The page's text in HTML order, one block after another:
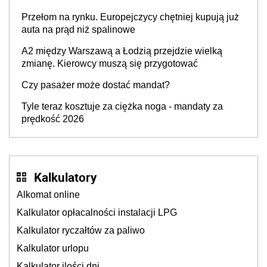
Przełom na rynku. Europejczycy chętniej kupują już
auta na prąd niż spalinowe
A2 między Warszawą a Łodzią przejdzie wielką
zmianę. Kierowcy muszą się przygotować
Czy pasażer może dostać mandat?
Tyle teraz kosztuje za ciężka noga - mandaty za
prędkość 2026
Kalkulatory
Alkomat online
Kalkulator opłacalności instalacji LPG
Kalkulator ryczałtów za paliwo
Kalkulator urlopu